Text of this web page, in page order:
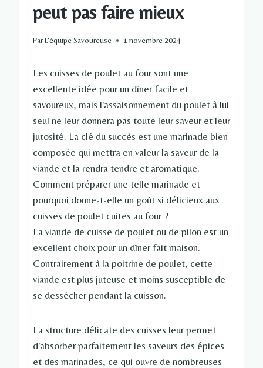
peut pas faire mieux
ParL'équipe Savoureuse 1 novembre 2024
Les cuisses de poulet au four sont une
excellente idée pour un dîner facile et
savoureux, mais l'assaisonnement du poulet à lui
seul ne leur donnera pas toute leur saveur et leur
jutosité. La clé du succès est une marinade bien
composée qui mettra en valeur la saveur de la
viande et la rendra tendre et aromatique.
Comment préparer une telle marinade et
pourquoi donne-t-elle un goût si délicieux aux
cuisses de poulet cuites au four ?
La viande de cuisse de poulet ou de pilon est un
excellent choix pour un dîner fait maison.
Contrairement à la poitrine de poulet, cette
viande est plus juteuse et moins susceptible de
se dessécher pendant la cuisson.
La structure délicate des cuisses leur permet
d'absorber parfaitement les saveurs des épices
et des marinades, ce qui ouvre de nombreuses